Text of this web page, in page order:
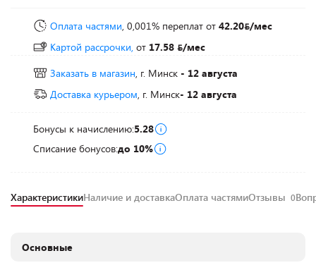
Оплата частями, 0,001% переплат от 42.20 /мес
Картой рассрочки, от 17.58
/мес
Заказать в магазин, г. Минск - 12 августа
Доставка курьером, г. Минск- 12 августа
Бонусы к начислению:5.28
Списание бонусов:до 10%
ХарактеристикиНаличие и доставкаОплата частямиОтзывы 0
Основные